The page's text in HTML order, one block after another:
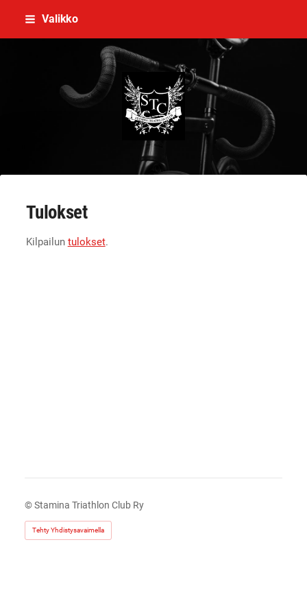
Siirry
Valikko
Stamina Triathlon Club Ry
Tulokset
Kilpailun tulokset.
©Stamina Triathlon Club Ry
Tehty Yhdistysavaimella